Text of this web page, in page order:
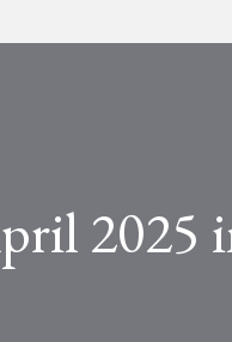
2025